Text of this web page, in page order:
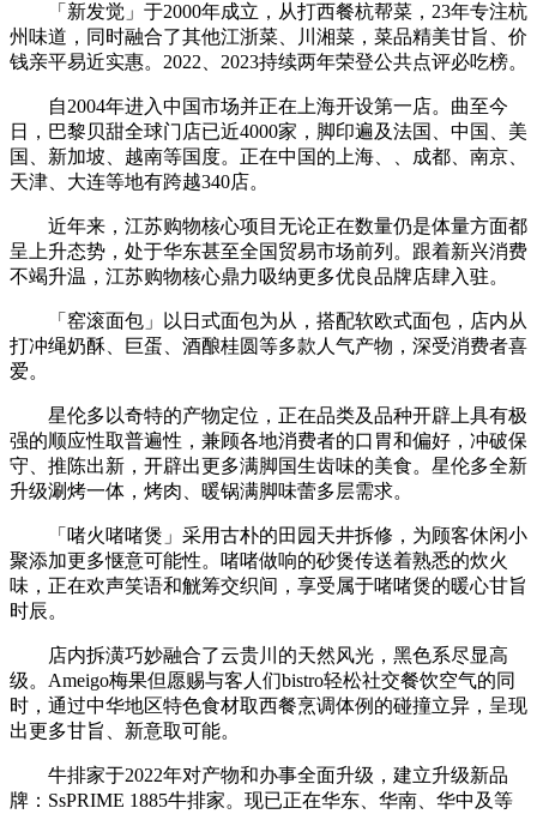
「新发觉」于2000年成立，从打西餐杭帮菜，23年专注杭
州味道，同时融合了其他江浙菜、川湘菜，菜品精美甘旨、价
钱亲平易近实惠。2022、2023持续两年荣登公共点评必吃榜。
自2004年进入中国市场并正在上海开设第一店。曲至今
日，巴黎贝甜全球门店已近4000家，脚印遍及法国、中国、美
国、新加坡、越南等国度。正在中国的上海、、成都、南京、
天津、大连等地有跨越340店。
近年来，江苏购物核心项目无论正在数量仍是体量方面都
呈上升态势，处于华东甚至全国贸易市场前列。跟着新兴消费
不竭升温，江苏购物核心鼎力吸纳更多优良品牌店肆入驻。
「窑滚面包」以日式面包为从，搭配软欧式面包，店内从
打冲绳奶酥、巨蛋、酒酿桂圆等多款人气产物，深受消费者喜
爱。
星伦多以奇特的产物定位，正在品类及品种开辟上具有极
强的顺应性取普遍性，兼顾各地消费者的口胃和偏好，冲破保
守、推陈出新，开辟出更多满脚国生齿味的美食。星伦多全新
升级涮烤一体，烤肉、暖锅满脚味蕾多层需求。
「啫火啫啫煲」采用古朴的田园天井拆修，为顾客休闲小
聚添加更多惬意可能性。啫啫做响的砂煲传送着熟悉的炊火
味，正在欢声笑语和觥筹交织间，享受属于啫啫煲的暖心甘旨
时辰。
店内拆潢巧妙融合了云贵川的天然风光，黑色系尽显高
级。Ameigo梅果但愿赐与客人们bistro轻松社交餐饮空气的同
时，通过中华地区特色食材取西餐烹调体例的碰撞立异，呈现
出更多甘旨、新意取可能。
牛排家于2022年对产物和办事全面升级，建立升级新品
牌：SsPRIME 1885牛排家。现已正在华东、华南、华中及等